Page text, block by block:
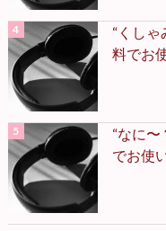
“くし
料でお
“なに
でお使